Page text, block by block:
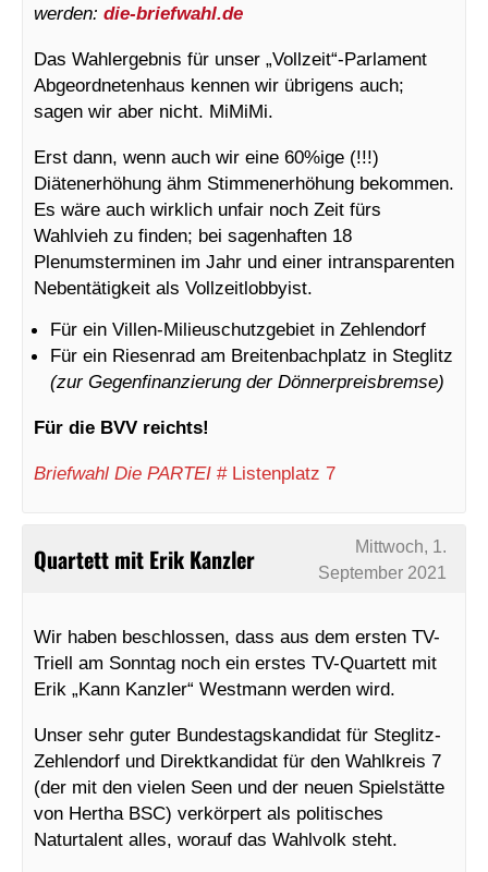
werden: die-briefwahl.de
Das Wahlergebnis für unser „Vollzeit“-Parlament
Abgeordnetenhaus kennen wir übrigens auch;
sagen wir aber nicht. MiMiMi.
Erst dann, wenn auch wir eine 60%ige (!!!)
Diätenerhöhung ähm Stimmenerhöhung bekommen.
Es wäre auch wirklich unfair noch Zeit fürs
Wahlvieh zu finden; bei sagenhaften 18
Plenumsterminen im Jahr und einer intransparenten
Nebentätigkeit als Vollzeitlobbyist.
Für ein Villen-Milieuschutzgebiet in Zehlendorf
Für ein Riesenrad am Breitenbachplatz in Steglitz
(zur Gegenfinanzierung der Dönnerpreisbremse)
Für die BVV reichts!
Briefwahl Die PARTEI # Listenplatz 7
Quartett mit Erik Kanzler
Mittwoch, 1.
September 2021
Wir haben beschlossen, dass aus dem ersten TV-
Triell am Sonntag noch ein erstes TV-Quartett mit
Erik „Kann Kanzler“ Westmann werden wird.
Unser sehr guter Bundestagskandidat für Steglitz-
Zehlendorf und Direktkandidat für den Wahlkreis 7
(der mit den vielen Seen und der neuen Spielstätte
von Hertha BSC) verkörpert als politisches
Naturtalent alles, worauf das Wahlvolk steht.